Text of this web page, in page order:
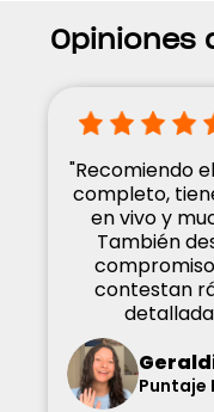
Opiniones
"Recomiendo
completo,
en vivo y
También
contestan
Puntaje